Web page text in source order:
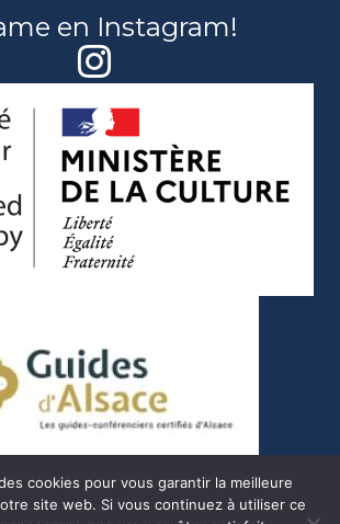
en Instagram!
cookies pour vous garantir la meilleure
site web. Si vous continuez à utiliser ce